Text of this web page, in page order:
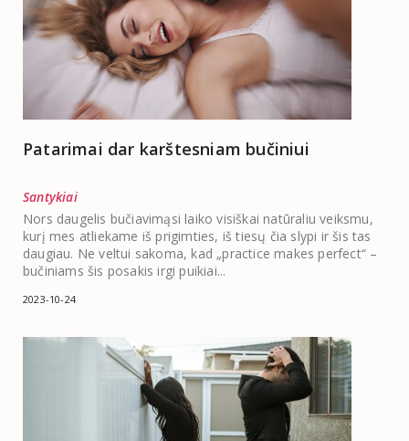
Patarimai dar karštesniam bučiniui
Santykiai
Nors daugelis bučiavimąsi laiko visiškai natūraliu veiksmu,
kurį mes atliekame iš prigimties, iš tiesų čia slypi ir šis tas
daugiau. Ne veltui sakoma, kad „practice makes perfect“ –
bučiniams šis posakis irgi puikiai...
2023-10-24